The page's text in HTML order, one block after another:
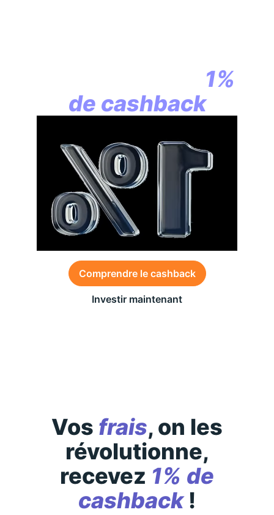
1%
de cashback
Comprendre le cashback
Investir maintenant
Vos frais, on les
révolutionne,
recevez 1% de
cashback!